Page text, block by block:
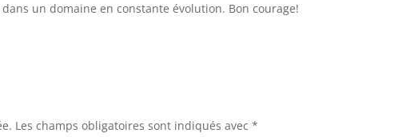
un domaine en constante évolution. Bon courage!
Les champs obligatoires sont indiqués avec*